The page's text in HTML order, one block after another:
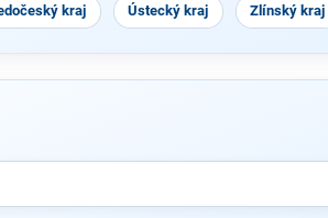
kraj Ústecký kraj Zlínský kraj